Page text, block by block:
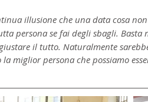
illusione che una data cosa
persona se fai degli sbagli. Basta
il tutto. Naturalmente
miglior persona che possiamo